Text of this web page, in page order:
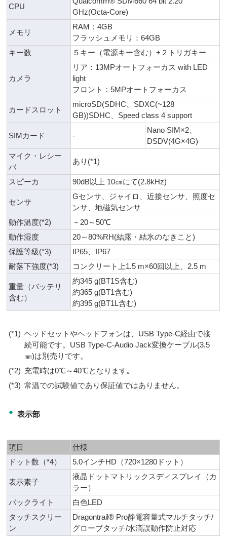
CPU
GHz(Octa-Core)
メモリ
RAM：4GB
フラッシュメモリ：64GB
キー数
５キー（電源キー含む）+２トリガキー
カメラ
リア：13MPオートフォーカス with LED
light
フロント：5MPオートフォーカス
カードスロット
microSD(SDHC、SDXC(~128
GB))SDHC、Speed class 4 support
SIMカード -
Nano SIM×2、
DSDV(4G×4G)
マイク・レシー
バ
あり(*1)
スピーカ 90dB以上 10㎝にて(2.8kHz)
センサ
Gセンサ、ジャイロ、近接センサ、照度セ
ンサ、地磁気センサ
動作温度(*2)
－20～50℃
動作湿度
20～80%RH(結露・結氷のなきこと)
保護等級(*3)
IP65、IP67
耐落下強度(*3)
コンクリート上1.5 m×60回以上、2.5 m
重量（バッテリ
含む）
約345 g(BT1S含む)
約365 g(BT1含む)
約395 g(BT1L含む)
(*1) ヘッドセットやヘッドフォンは、USB Type-C経由で接
続可能です。USB Type-C-Audio Jack変換ケーブル(3.5
㎜)は別売りです。
(*2) 充電時は0℃～40℃となります｡
(*3) 常温での試験値であり保証値ではありません。
● 表示部
項目
仕様
ドット数（*4）
5.0インチHD（720×1280ドット）
表示素子
液晶ドットマトリックスディスプレイ（カ
ラー）
バックライト
白色LED
タッチスクリー
ン
Dragontrail® Pro静電容量式マルチタッチ/
グローブタッチ/水滴誤動作防止対応